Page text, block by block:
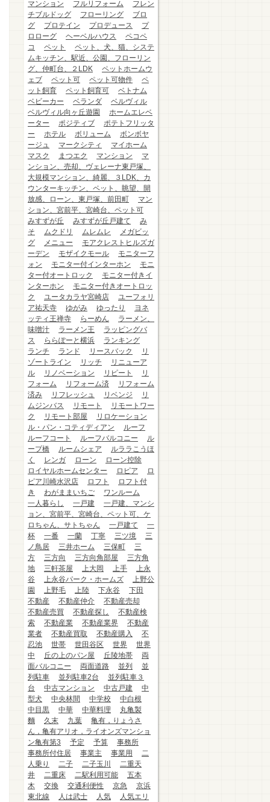
マンション フルリフォーム
フレン
チブルドッグ
フローリング
ブロ
グ
プロテイン プロデュース
プ
ロローグ
ヘーベルハウス
ペコペ
コ
ペット
ペット、犬、猫、システ
ムキッチン、駅近、公園、フローリン
グ、仲町台、２LDK
ペットホームウ
ェブ
ペット可 ペット可物件
ペ
ット飼育
ペット飼育可
ベトナム
ベビーカー
ベランダ
ベルヴィル
ベルヴィル向ヶ丘遊園
ホームエレベ
ーター
ポジティブ
ポテトフリッタ
ー
ホテル ボリューム
ボンボヤ
ージュ
マークシティ
マイホーム
マスク
まつエク マンション
マ
ンション、売却、ヴェレーナ東戸塚、
大規模マンション、綺麗、３LDK、カ
ウンターキッチン、ペット、眺望、開
放感、ローン、東戸塚、前田町
マン
ション、宮前平、宮崎台、ペット可
みすずが丘
みすずが丘戸建て
み
そ
ムクドリ ムレムレ
メガビッ
グ
メニュー
モアクレストヒルズガ
ーデン
モザイクモール
モニターフ
ォン
モニター付インターホン
モニ
ター付オートロック
モニター付きイ
ンターホン
モニター付きオートロッ
ク
ユータカラヤ宮崎店
ユーフォリ
ア祐天寺
ゆがみ ゆったり
ヨネ
ッティ王禅寺
らーめん
ラーメン、
味噌汁
ラーメン王
ラッピングバ
ス
ららぽーと横浜
ランキング
ランチ
ランド リースバック
リ
ゾートライン
リッチ
リニューア
ル
リノベーション リピート
リ
フォーム
リフォーム済
リフォーム
済み
リフレッシュ リベンジ
リ
ムジンバス
リモート
リモートワー
ク
リモート部屋
リロケーション
ル・パン・コティディアン
ルーフ
ルーフコート
ルーフバルコニー
ル
ープ橋
ルームシェア
ルララこうほ
く
レンガ ローン
ローン控除
ロイヤルホームセンター
ロピア
ロ
ピア川崎水沢店
ロフト
ロフト付
き
わがままいちご
ワンルーム
一人暮らし
一戸建
一戸建、マンシ
ョン、宮前平、宮崎台、ペット可、ケ
ロちゃん、サトちゃん
一戸建て
一
杯
一番 一蘭 丁寧 三ツ境
三
ノ鳥居
三井ホーム 三保町
三
方
三方向 三方向角部屋
三方角
地
三軒茶屋 上大岡 上手
上永
谷
上永谷パーク・ホームズ
上野公
園
上野毛 上陸 下永谷
下田
不動産
不動産仲介
不動産売却
不動産売買
不動産探し
不動産検
索
不動産業 不動産業界
不動産
業者
不動産買取 不動産購入
不
忍池
世帯 世田谷区 世界
世界
中
丘の上のパン屋 丘陵地帯
両
面バルコニー
両面道路 並列
並
列駐車
並列駐車2台
並列駐車３
台
中古マンション 中古戸建
中
型犬
中央林間 中学校
中白根
中目黒
中華 中華料理
丸亀製
麵
久末 九葉
亀有，りょうさ
ん，亀有アリオ，ライオンズマンショ
ン亀有第3
予定 予算
事務所
事務所付住居
事業主 事業用
二
人乗り
二子 二子玉川
二重天
井
二重床 二駅利用可能
五本
木
交換 交通利便性 京急
京浜
東北線
人は武士 人気
人気エリ